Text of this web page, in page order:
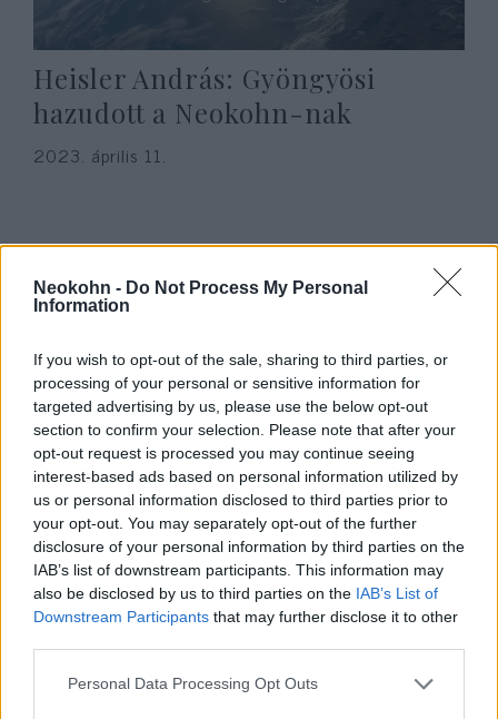
Neokohn - Do Not Process My Personal
Information
If you wish to opt-out of the sale, sharing to third parties, or
processing of your personal or sensitive information for
targeted advertising by us, please use the below opt-out
section to confirm your selection. Please note that after your
opt-out request is processed you may continue seeing
interest-based ads based on personal information utilized by
us or personal information disclosed to third parties prior to
your opt-out. You may separately opt-out of the further
disclosure of your personal information by third parties on the
IAB’s list of downstream participants. This information may
also be disclosed by us to third parties on the IAB’s List of
Downstream Participants that may further disclose it to other
Please note that this website/app uses one or more Google
Personal Data Processing Opt Outs
Heisler András: Gyöngyösi
hazudott a Neokohn-nak
2023. április 11.
Gyöngyösi Márton: Heisler
Andrással a Mazsihisz
elnökválasztásáról is beszéltünk
2023. április 10.